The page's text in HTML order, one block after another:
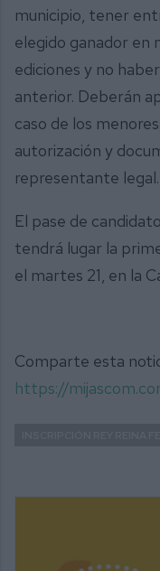
municipio, tener
elegido ganador en
ediciones y no
anterior. Deberán
caso de los
autorización y
representante legal.
El pase de
tendrá lugar la
el martes 21, en la
Comparte esta
https://